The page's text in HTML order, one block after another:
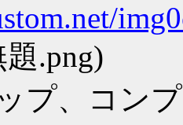
.png)
プ、コン